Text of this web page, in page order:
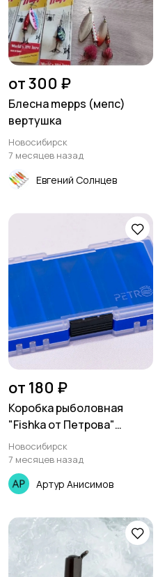
Приманки
Обувь и сапоги
Рюкзаки и сумки
Очки и футляры
Лодки
от 300 ₽
Блесна mepps (мепс)
вертушка
Новосибирск
7 месяцев назад
Евгений Солнцев
от 180 ₽
Коробка рыболовная
"Fishka от Петрова"
Балансир
Новосибирск
7 месяцев назад
Артур Анисимов